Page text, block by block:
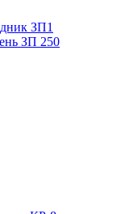
ЗП1
ЗП 250